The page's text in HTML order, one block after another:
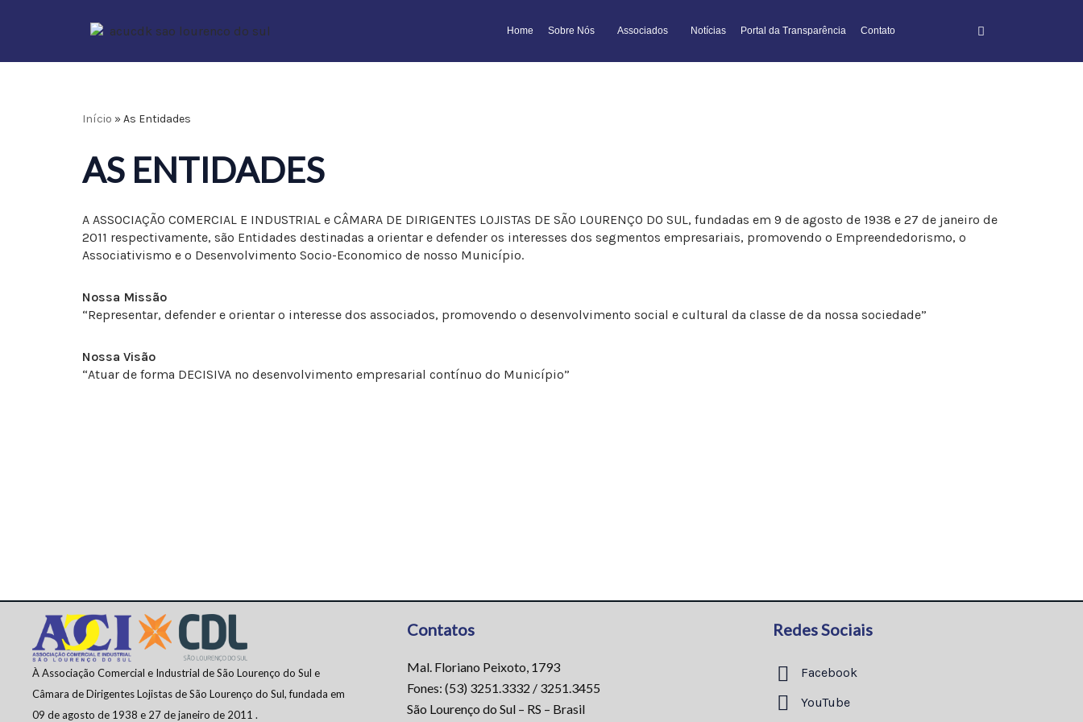
para
Home Sobre Nós Associados Notícias Portal da Transparência Contato
Início » As Entidades
AS ENTIDADES
A ASSOCIAÇÃO COMERCIAL E INDUSTRIAL e CÂMARA DE DIRIGENTES LOJISTAS DE SÃO LOURENÇO DO SUL, fundadas em 9 de agosto de 1938 e 27 de janeiro de
2011 respectivamente, são Entidades destinadas a orientar e defender os interesses dos segmentos empresariais, promovendo o Empreendedorismo, o
Associativismo e o Desenvolvimento Socio-Economico de nosso Município.
Nossa Missão
“Representar, defender e orientar o interesse dos associados, promovendo o desenvolvimento social e cultural da classe de da nossa sociedade”
Nossa Visão
“Atuar de forma DECISIVA no desenvolvimento empresarial contínuo do Município”
À Associação Comercial e Industrial de São Lourenço do Sul e
Câmara de Dirigentes Lojistas de São Lourenço do Sul, fundada em
09 de agosto de 1938 e 27 de janeiro de 2011 .
Contatos
Mal. Floriano Peixoto, 1793
Fones: (53) 3251.3332 / 3251.3455
São Lourenço do Sul – RS – Brasil
Redes Sociais
Facebook
YouTube